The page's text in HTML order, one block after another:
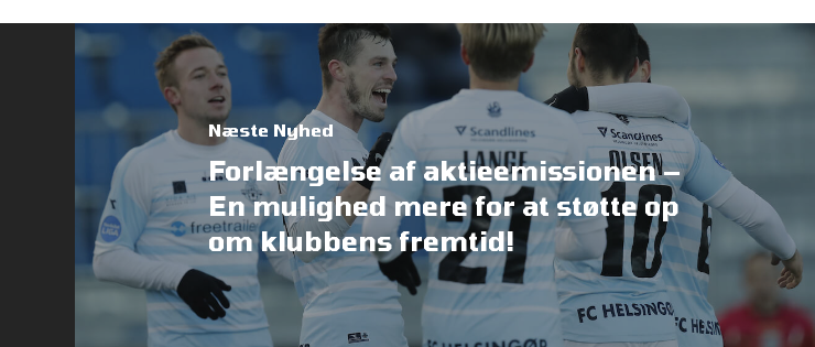
Næste Nyhed
Forlængelse af aktieemissionen –
En mulighed mere for at støtte op
om klubbens fremtid!